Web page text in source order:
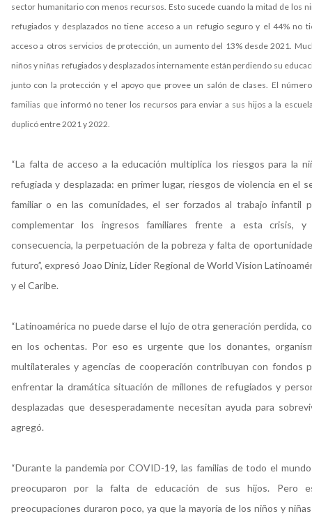
sector humanitario con menos recursos. Esto sucede cuando la mitad de los
refugiados y desplazados no tiene acceso a un refugio seguro y el 44% no
acceso a otros servicios de protección, un aumento del 13% desde 2021.
niños y niñas refugiados y desplazados internamente están perdiendo su
junto con la protección y el apoyo que provee un salón de clases. El
familias que informó no tener los recursos para enviar a sus hijos a la
duplicó entre 2021 y 2022.
“La falta de acceso a la educación multiplica los riesgos para la
refugiada y desplazada: en primer lugar, riesgos de violencia en el
familiar o en las comunidades, el ser forzados al trabajo infantil
complementar los ingresos familiares frente a esta crisis, y
consecuencia, la perpetuación de la pobreza y falta de
futuro”, expresó Joao Diniz, Líder Regional de World Vision
y el Caribe.
“Latinoamérica no puede darse el lujo de otra generación perdida,
en los ochentas. Por eso es urgente que los donantes,
multilaterales y agencias de cooperación contribuyan con fondos
enfrentar la dramática situación de millones de refugiados y
desplazadas que desesperadamente necesitan ayuda para
agregó.
“Durante la pandemia por COVID-19, las familias de todo el
preocuparon por la falta de educación de sus hijos. Pero
preocupaciones duraron poco, ya que la mayoría de los niños y